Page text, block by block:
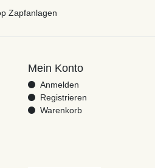
Zapfanlagen
Mein Konto
Anmelden
Registrieren
Warenkorb